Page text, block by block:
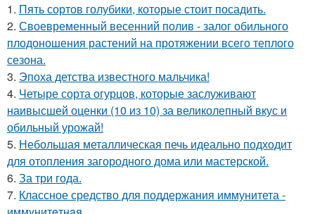
1. Пять сортов голубики, которые стоит посадить.
2. Своевременный весенний полив - залог обильного
плодоношения растений на протяжении всего теплого
сезона.
3. Эпоха детства известного мальчика!
4. Четыре сорта огурцов, которые заслуживают
наивысшей оценки (10 из 10) за великолепный вкус и
обильный урожай!
5. Небольшая металлическая печь идеально подходит
для отопления загородного дома или мастерской.
6. За три года.
7. Классное средство для поддержания иммунитета -